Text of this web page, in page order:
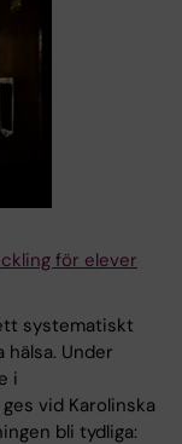
för elever
systematiskt
Under
i
vid Karolinska
bli tydliga: